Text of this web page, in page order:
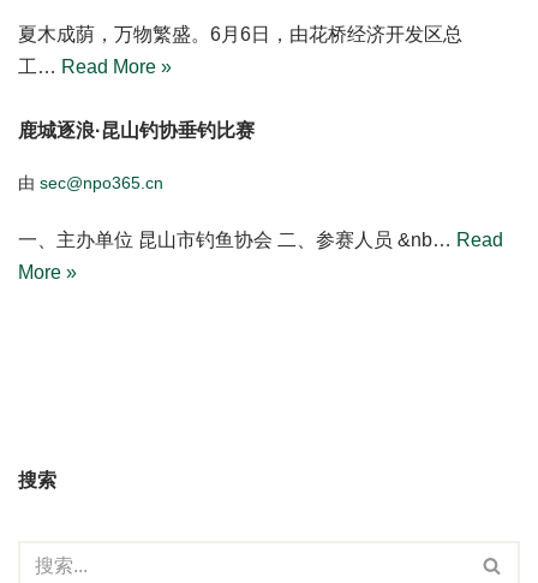
夏木成荫，万物繁盛。6月6日，由花桥经济开发区总
工… Read More »
鹿城逐浪·昆山钓协垂钓比赛
由 sec@npo365.cn
一、主办单位 昆山市钓鱼协会 二、参赛人员 &nb… Read
More »
搜索